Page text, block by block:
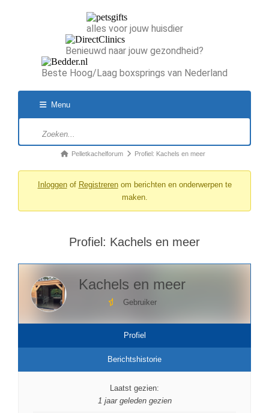
alles voor jouw huisdier
Benieuwd naar jouw gezondheid?
Beste Hoog/Laag boxsprings van Nederland
Menu
Pelletkachelforum Profiel: Kachels en meer
Inloggenof Registrerenom berichten en onderwerpen te
maken.
Profiel: Kachels en meer
Kachels en meer
Gebruiker
Profiel
Berichtshistorie
Laatst gezien:
1 jaar geleden gezien